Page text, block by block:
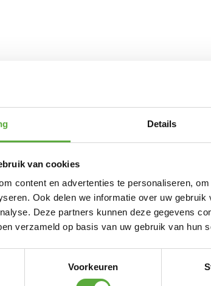
Details
van cookies
content en advertenties te personaliseren,
Ook delen we informatie over uw
Deze partners kunnen deze gegevens
verzameld op basis van uw gebruik van hun
Voorkeuren
EN ALTERNATIEVE PRODUCTEN
€29,95
4 Seasons Outdoor
€ 29,95